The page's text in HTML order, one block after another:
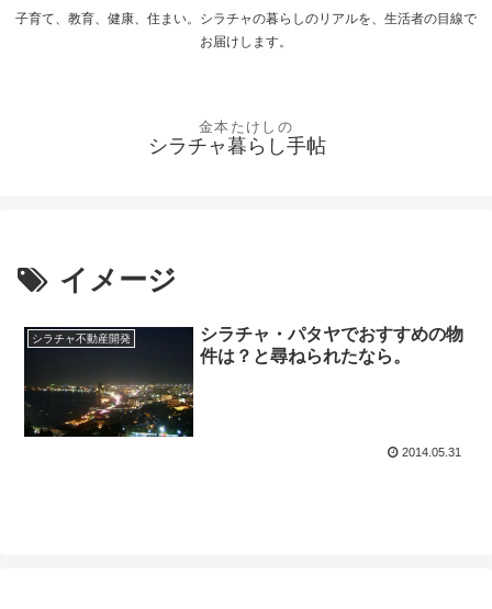
子育て、教育、健康、住まい。シラチャの暮らしのリアルを、生活者の目線で
お届けします。
シラチャ暮らし手帖
イメージ
シラチャ不動産開発
シラチャ・パタヤでおすすめの物
件は？と尋ねられたなら。
2014.05.31